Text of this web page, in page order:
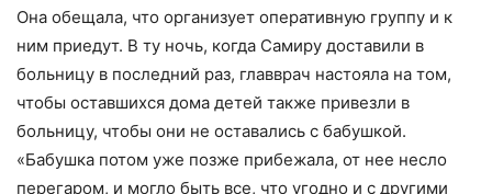
Она обещала, что организует оперативную группу и к
ним приедут. В ту ночь, когда Самиру доставили в
больницу в последний раз, главврач настояла на том,
чтобы оставшихся дома детей также привезли в
больницу, чтобы они не оставались с бабушкой.
«Бабушка потом уже позже прибежала, от нее несло
перегаром, и могло быть все, что угодно и с другими